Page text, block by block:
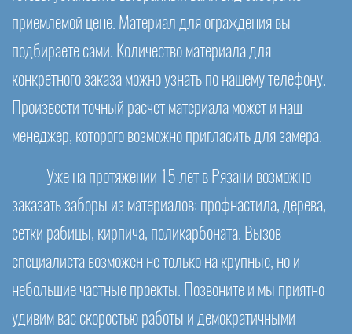
приемлемой цене. Материал для ограждения вы
подбираете сами. Количество материала для
конкретного заказа можно узнать по нашему телефону.
Произвести точный расчет материала может и наш
менеджер, которого возможно пригласить для замера.
Уже на протяжении 15 лет в Рязани возможно
заказать заборы из материалов: профнастила, дерева,
сетки рабицы, кирпича, поликарбоната. Вызов
специалиста возможен не только на крупные, но и
небольшие частные проекты. Позвоните и мы приятно
удивим вас скоростью работы и демократичными